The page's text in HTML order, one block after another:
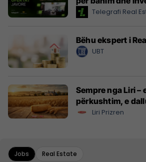
Telegrafi Real
Bëhu ekspert i
UBT
Sempre nga Liri –
përkushtim, e
Liri Prizren
Jobs Real Estate